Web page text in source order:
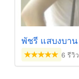
พัชรี แสบงบาน
6 รีวิว